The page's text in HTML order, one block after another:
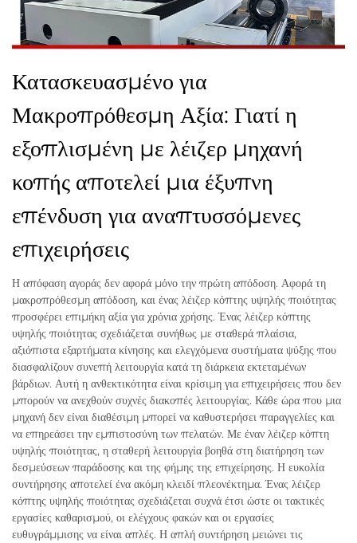
Κατασκευασμένο για
Μακροπρόθεσμη Αξία: Γιατί η
εξοπλισμένη με λέιζερ μηχανή
κοπής αποτελεί μια έξυπνη
επένδυση για αναπτυσσόμενες
επιχειρήσεις
Η απόφαση αγοράς δεν αφορά μόνο την πρώτη απόδοση. Αφορά τη
μακροπρόθεσμη απόδοση, και ένας λέιζερ κόπτης υψηλής ποιότητας
προσφέρει επιμήκη αξία για χρόνια χρήσης. Ένας λέιζερ κόπτης
υψηλής ποιότητας σχεδιάζεται συνήθως με σταθερά πλαίσια,
αξιόπιστα εξαρτήματα κίνησης και ελεγχόμενα συστήματα ψύξης που
διασφαλίζουν συνεπή λειτουργία κατά τη διάρκεια εκτεταμένων
βάρδιων. Αυτή η ανθεκτικότητα είναι κρίσιμη για επιχειρήσεις που δεν
μπορούν να ανεχθούν συχνές διακοπές λειτουργίας. Κάθε ώρα που μια
μηχανή δεν είναι διαθέσιμη μπορεί να καθυστερήσει παραγγελίες και
να επηρεάσει την εμπιστοσύνη των πελατών. Με έναν λέιζερ κόπτη
υψηλής ποιότητας, η σταθερή λειτουργία βοηθά στη διατήρηση των
δεσμεύσεων παράδοσης και της φήμης της επιχείρησης. Η ευκολία
συντήρησης αποτελεί ένα ακόμη κλειδί πλεονέκτημα. Ένας λέιζερ
κόπτης υψηλής ποιότητας σχεδιάζεται συχνά έτσι ώστε οι τακτικές
εργασίες καθαρισμού, οι ελέγχους φακών και οι εργασίες
ευθυγράμμισης να είναι απλές. Η απλή συντήρηση μειώνει τις